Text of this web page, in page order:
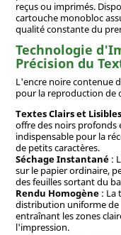
reçus ou imprimés.
cartouche monobloc
qualité constante du
Technologie
Précision du
L'encre noire contenue
pour la reproduction de
Textes Clairs et Lisibles
offre des noirs profonds
indispensable pour la
de petits caractères.
Séchage Instantané:
sur le papier ordinaire,
des feuilles sortant du
Rendu Homogène: La
distribution uniforme de
entraînant les zones
l'impression.